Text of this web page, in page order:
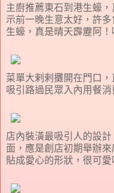
主廚推薦東石到港生蠔
示前一晚生意太好，許
生蠔，真是晴天霹靂阿！
菜單大剌剌攤開在門口
吸引路過民眾入內用餐消
店內裝潢最吸引人的設
面，應是創店初期舉辦
貼成愛心的形狀，很可愛